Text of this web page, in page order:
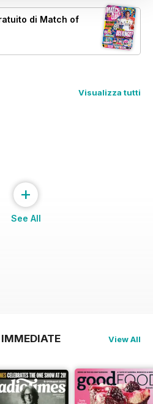
di Match of
Visualizza tutti
+
See All
View All